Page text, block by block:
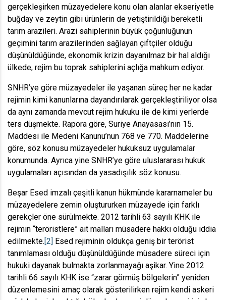
gerçekleşirken müzayedelere konu olan alanlar ekseriyetle
buğday ve zeytin gibi ürünlerin de yetiştirildiği bereketli
tarım arazileri. Arazi sahiplerinin büyük çoğunluğunun
geçimini tarım arazilerinden sağlayan çiftçiler olduğu
düşünüldüğünde, ekonomik krizin dayanılmaz bir hal aldığı
ülkede, rejim bu toprak sahiplerini açlığa mahkum ediyor.
SNHR’ye göre müzayedeler ile yaşanan süreç her ne kadar
rejimin kimi kanunlarına dayandırılarak gerçekleştiriliyor olsa
da aynı zamanda mevcut rejim hukuku ile de kimi yerlerde
ters düşmekte. Rapora göre, Suriye Anayasası’nın 15.
Maddesi ile Medeni Kanunu’nun 768 ve 770. Maddelerine
göre, söz konusu müzayedeler hukuksuz uygulamalar
konumunda. Ayrıca yine SNHR’ye göre uluslararası hukuk
uygulamaları açısından da yasadışılık söz konusu.
Beşar Esed imzalı çeşitli kanun hükmünde kararnameler bu
müzayedelere zemin oluştururken müzayede için farklı
gerekçler öne sürülmekte. 2012 tarihli 63 sayılı KHK ile
rejimin “teröristlere” ait malları müsadere hakkı olduğu iddia
edilmekte. [2]
Esed rejiminin oldukça geniş bir terörist
tanımlaması olduğu düşünüldüğünde müsadere süreci için
hukuki dayanak bulmakta zorlanmayağı aşikar. Yine 2012
tarihli 66 sayılı KHK ise “zarar görmüş bölgelerin” yeniden
düzenlemesini amaç olarak gösterilirken rejim kendi askeri